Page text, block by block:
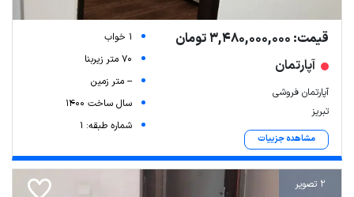
قیمت: 3,480,000,000 تومان
آپارتمان
آپارتمان فروشی
تبریز
مشاهده جزییات
1 خواب
70 متر زیربنا
-- متر زمین
سال ساخت 1400
شماره طبقه: 1
2 تصویر